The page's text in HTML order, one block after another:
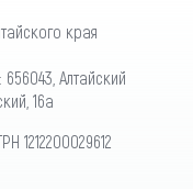
края
Алтайский
16а